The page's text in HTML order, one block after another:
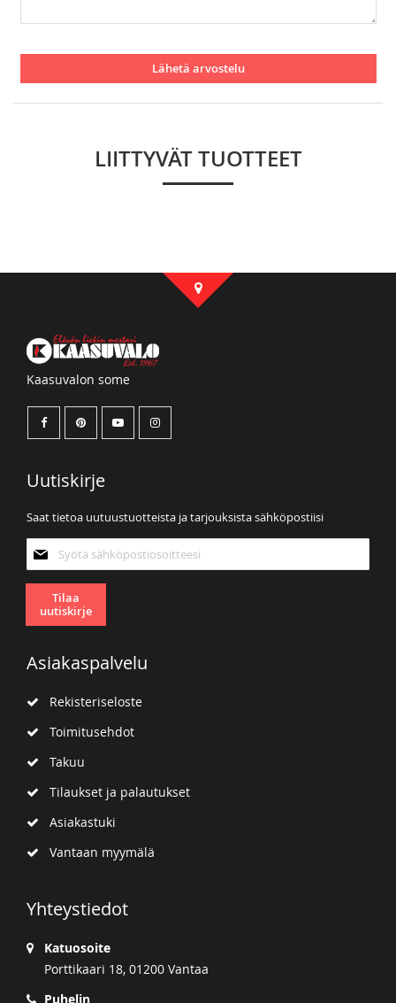
Lähetä arvostelu
LIITTYVÄT TUOTTEET
Kaasuvalon some
Uutiskirje
Saat tietoa uutuustuotteista ja tarjouksista sähköpostiisi
uutiskirjeemme:
Tilaa
uutiskirje
Asiakaspalvelu
Rekisteriseloste
Toimitusehdot
Takuu
Tilaukset ja palautukset
Asiakastuki
Vantaan myymälä
Yhteystiedot
Katuosoite
Porttikaari 18, 01200 Vantaa
Puhelin